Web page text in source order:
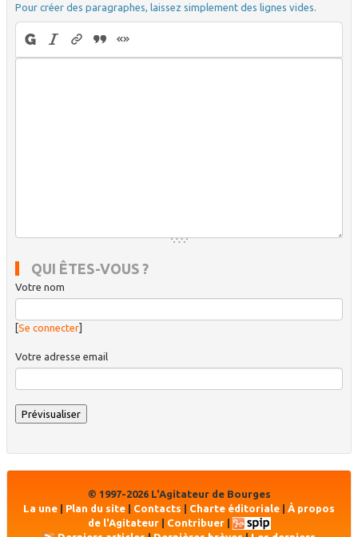
Pour créer des paragraphes, laissez simplement des lignes vides.
QUI ÊTES-VOUS ?
Votre nom
[Se connecter]
Votre adresse email
© 1997-2026 L'Agitateur de Bourges
La une | Plan du site | Contacts | Charte éditoriale | À propos
de l'Agitateur| Contribuer|